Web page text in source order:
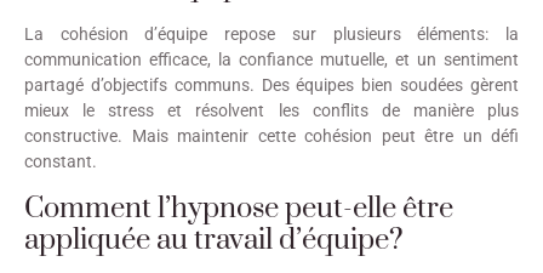
La cohésion d’équipe repose sur plusieurs éléments: la
communication efficace, la confiance mutuelle, et un sentiment
partagé d’objectifs communs. Des équipes bien soudées gèrent
mieux le stress et résolvent les conflits de manière plus
constructive. Mais maintenir cette cohésion peut être un défi
constant.
Comment l’hypnose peut-elle être
appliquée au travail d’équipe?